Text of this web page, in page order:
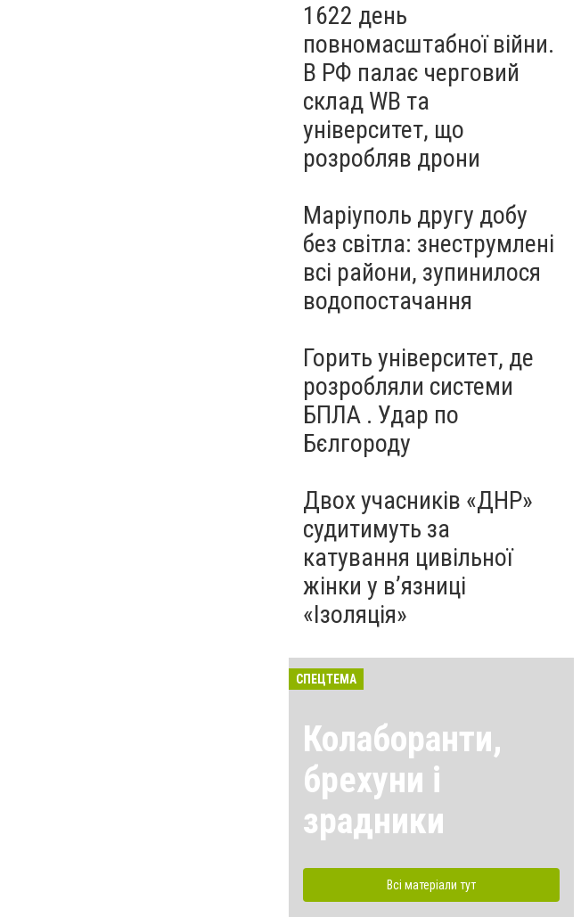
1622 день
повномасштабної війни.
В РФ палає черговий
склад WB та
університет, що
розробляв дрони
Маріуполь другу добу
без світла: знеструмлені
всі райони, зупинилося
водопостачання
Горить університет, де
розробляли системи
БПЛА . Удар по
Бєлгороду
Двох учасників «ДНР»
судитимуть за
катування цивільної
жінки у в’язниці
«Ізоляція»
СПЕЦТЕМА
Колаборанти,
брехуни і
зрадники
Всі матеріали тут